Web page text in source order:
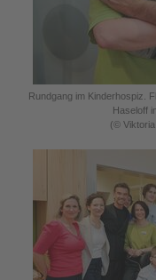
Rundgang im Kinderhospiz.
Haseloff
(©